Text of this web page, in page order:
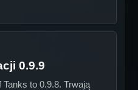
0.9.9
to 0.9.8. Trwają